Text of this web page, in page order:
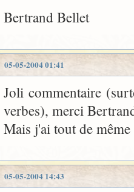
Bertrand Bellet
05-05-2004 01:41
Joli commentaire
verbes), merci
Mais j'ai tout de
05-05-2004 14:43